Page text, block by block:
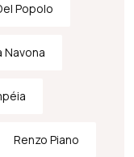
Popolo
Navona
Renzo Piano